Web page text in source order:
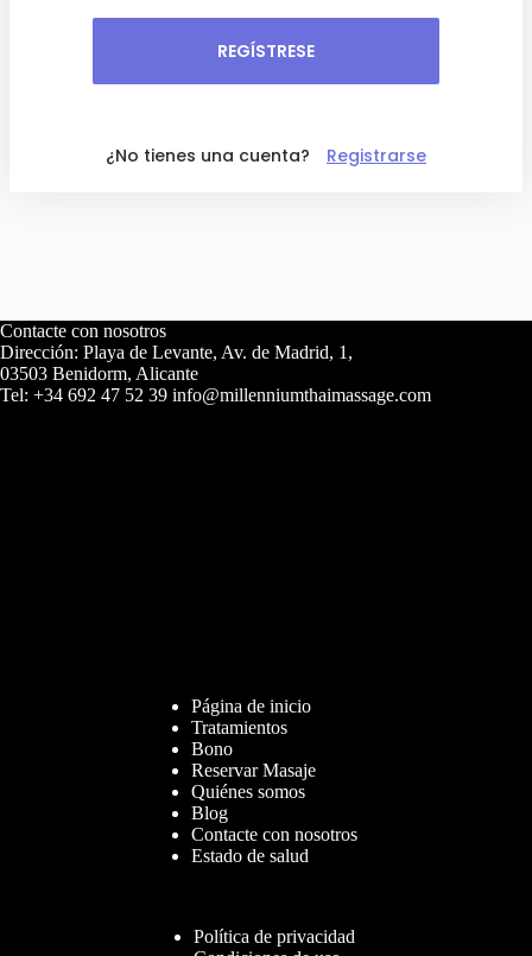
REGÍSTRESE
¿No tienes una cuenta? Registrarse
Contacte con nosotros
Dirección: Playa de Levante, Av. de Madrid, 1,
03503 Benidorm, Alicante
Tel: +34 692 47 52 39 info@millenniumthaimassage.com
Página de inicio
Tratamientos
Bono
Reservar Masaje
Quiénes somos
Blog
Contacte con nosotros
Estado de salud
Política de privacidad